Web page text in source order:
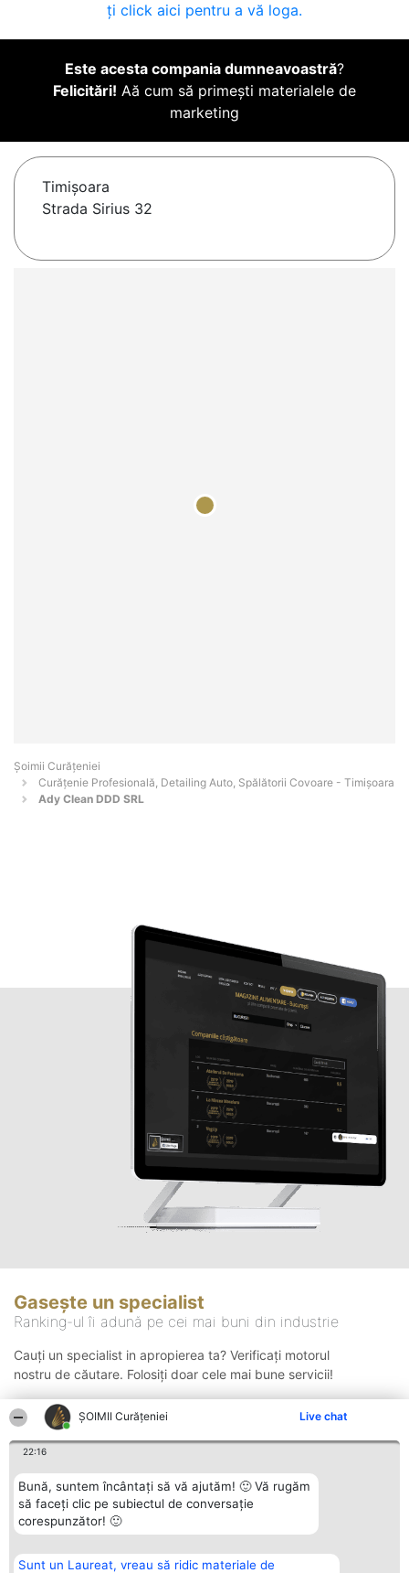
ȘOIMII Curățeniei Live chat
22:16
Bună, suntem încântați să vă ajutăm! 🙂 Vă rugăm
să faceți clic pe subiectul de conversație
corespunzător! 🙂
Sunt un Laureat, vreau să ridic materiale de
ți click aici pentru a vă loga.
Este acesta compania dumneavoastră?
Felicitări! Aă cum să primești materialele de
marketing
Timişoara
Strada Sirius 32
Șoimii Curățeniei
Curățenie Profesională, Detailing Auto, Spălătorii Covoare - Timişoara
Ady Clean DDD SRL
Gasește un specialist
Ranking-ul îi adună pe cei mai buni din industrie
Cauți un specialist in apropierea ta? Verificați motorul
nostru de căutare. Folosiți doar cele mai bune servicii!
Organizator Ranking Plebiscyt Contact